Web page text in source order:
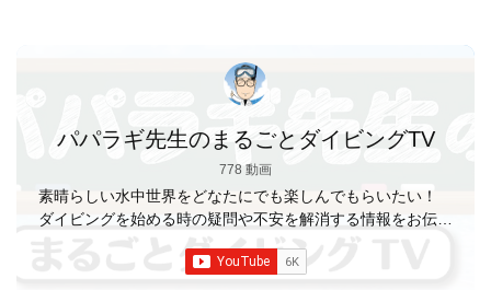
パパラギ先生のまるごとダイビングTV
778 動画
素晴らしい水中世界をどなたにでも楽しんでもらいたい！
ダイビングを始める時の疑問や不安を解消する情報をお伝え
業の国内最大規模のスキューバダイビングスクール。 PADI